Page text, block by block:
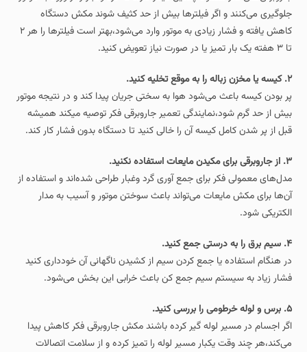
جلوگیری می‌کنند و اگر فیلترها بیش از حد کثیف شوند مکش دستگاه
کاهش یافته و فشار زیادی به موتور وارد می‌شود،بهتر است فیلترها را هر ۲
تا ۳ هفته یک‌ بار تمیز یا در صورت نیاز تعویض کنید.
۲. کیسه یا مخزن زباله را به‌ موقع تخلیه کنید.
پر بودن کیسه باعث می‌شود هوا به‌ سختی جریان پیدا کند و در نتیجه موتور
بیش از حد گرم شود،نمایندگی تعمیر جاروبرقی فکر توصیه میکند همیشه
قبل از پر شدن کامل کیسه آن را خالی کنید تا دستگاه بدون فشار کار کند.
۳. از جاروبرقی برای مکیدن مایعات استفاده نکنید.
مدل‌های معمولی فکر برای جمع‌ آوری گرد‌ وغبار طراحی شده‌اند و استفاده از
آن‌ها برای مکش مایعات می‌تواند باعث سوختن موتور و آسیب به مدار
الکتریکی شود.
۴. سیم برق را به‌ درستی جمع کنید.
در هنگام استفاده یا جمع کردن سیم از کشیدن ناگهانی آن خودداری کنید
فشار زیاد به سیستم سیم‌ جمع‌ کن باعث خرابی این بخش می‌شود.
۵. برس و لوله خرطومی را بررسی کنید.
اگر اجسام در مسیر لوله گیر کرده باشند مکش جاروبرقی فکر کاهش پیدا
می‌کند،هر چند وقت یکبار مسیر لوله را تمیز کرده و از سلامت اتصالات